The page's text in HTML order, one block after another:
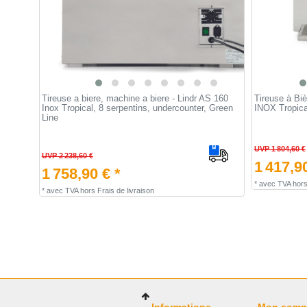
Tireuse a biere, machine a biere - Lindr AS 160
Inox Tropical, 8 serpentins, undercounter, Green
Line
UVP 2 238,60 €
1 758,90 € *
* avec TVAhors Frais de livraison
Tireuse à
INOX
UVP 1 804,60 €
1
* avec TVA